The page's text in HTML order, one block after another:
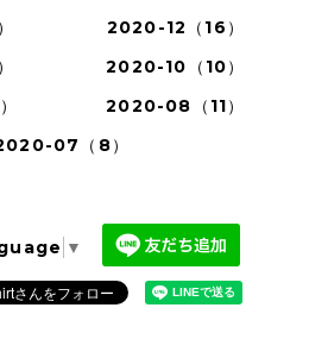
2020-12（16）
2020-10（10）
2020-08（11）
07（8）
▼